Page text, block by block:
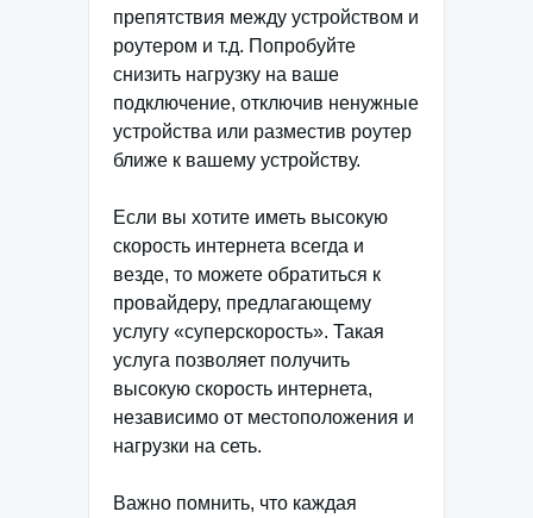
препятствия между устройством и
роутером и т.д. Попробуйте
снизить нагрузку на ваше
подключение, отключив ненужные
устройства или разместив роутер
ближе к вашему устройству.
Если вы хотите иметь высокую
скорость интернета всегда и
везде, то можете обратиться к
провайдеру, предлагающему
услугу «суперскорость». Такая
услуга позволяет получить
высокую скорость интернета,
независимо от местоположения и
нагрузки на сеть.
Важно помнить, что каждая